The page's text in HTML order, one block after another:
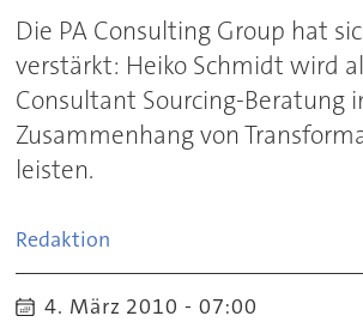
Die PA Consulting Group hat
verstärkt: Heiko Schmidt wird
Consultant Sourcing-Beratung
Zusammenhang von
leisten.
Redaktion
4. März 2010 - 07:00